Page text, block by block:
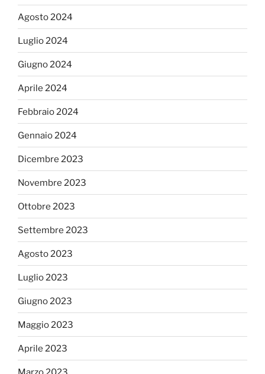
Agosto 2024
Luglio 2024
Giugno 2024
Aprile 2024
Febbraio 2024
Gennaio 2024
Dicembre 2023
Novembre 2023
Ottobre 2023
Settembre 2023
Agosto 2023
Luglio 2023
Giugno 2023
Maggio 2023
Aprile 2023